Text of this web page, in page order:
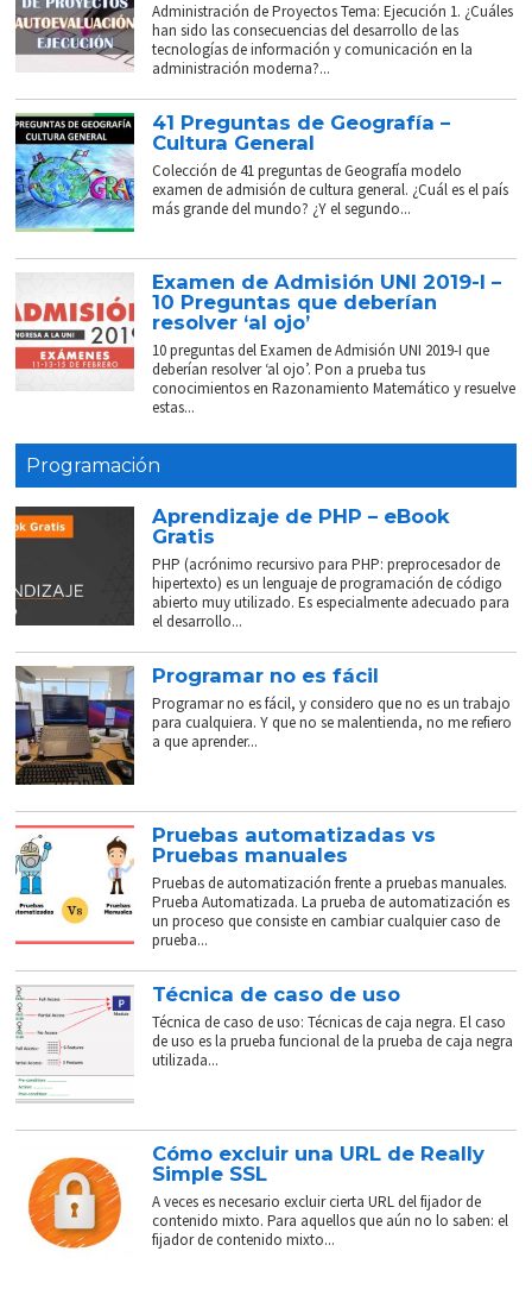
Administración de Proyectos Tema: Ejecución 1. ¿Cuáles
han sido las consecuencias del desarrollo de las
tecnologías de información y comunicación en la
administración moderna?...
41 Preguntas de Geografía –
Cultura General
Colección de 41 preguntas de Geografía modelo
examen de admisión de cultura general. ¿Cuál es el país
más grande del mundo? ¿Y el segundo...
Examen de Admisión UNI 2019-I –
10 Preguntas que deberían
resolver ‘al ojo’
10 preguntas del Examen de Admisión UNI 2019-I que
deberían resolver ‘al ojo’. Pon a prueba tus
conocimientos en Razonamiento Matemático y resuelve
estas...
Programación
Aprendizaje de PHP – eBook
Gratis
PHP (acrónimo recursivo para PHP: preprocesador de
hipertexto) es un lenguaje de programación de código
abierto muy utilizado. Es especialmente adecuado para
el desarrollo...
Programar no es fácil
Programar no es fácil, y considero que no es un trabajo
para cualquiera. Y que no se malentienda, no me refiero
a que aprender...
Pruebas automatizadas vs
Pruebas manuales
Pruebas de automatización frente a pruebas manuales.
Prueba Automatizada. La prueba de automatización es
un proceso que consiste en cambiar cualquier caso de
prueba...
Técnica de caso de uso
Técnica de caso de uso: Técnicas de caja negra. El caso
de uso es la prueba funcional de la prueba de caja negra
utilizada...
Cómo excluir una URL de Really
Simple SSL
A veces es necesario excluir cierta URL del fijador de
contenido mixto. Para aquellos que aún no lo saben: el
fijador de contenido mixto...